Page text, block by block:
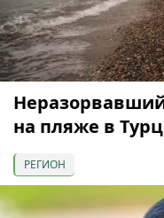
на пляже в
РЕГИОН